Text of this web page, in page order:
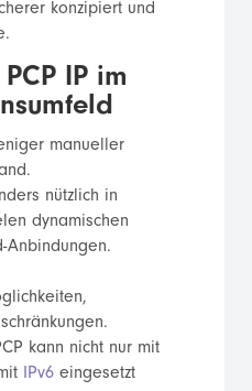
konzipiert und
IP im
manueller
nützlich in
dynamischen
Anbindungen.
kann nicht nur mit
IPv6eingesetzt